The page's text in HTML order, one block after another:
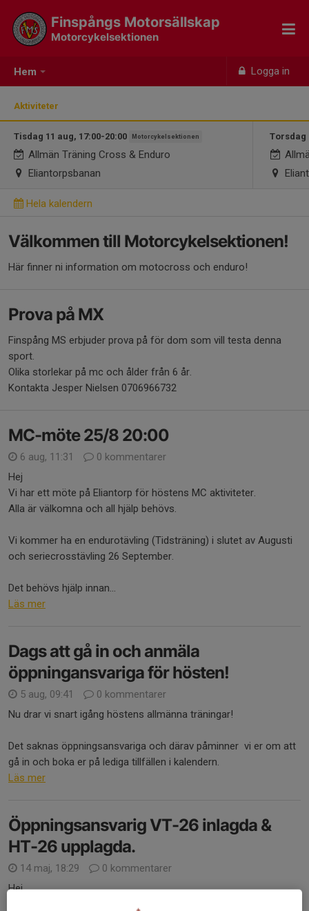
Hem Logga in
Finspångs Motorsällskap
Motorcykelsektionen
Aktiviteter
Tisdag 11 aug, 17:00-20:00 Motorcykelsektionen
Allmän Träning Cross & Enduro
Eliantorpsbanan
Torsdag
Hela kalendern
Välkommen till Motorcykelsektionen!
Här finner ni information om motocross och enduro!
Prova på MX
Finspång MS erbjuder prova på för dom som vill testa denna
sport.
Olika storlekar på mc och ålder från 6 år.
Kontakta Jesper Nielsen 0706966732
MC-möte 25/8 20:00
6 aug, 11:31
0 kommentarer
Hej
Vi har ett möte på Eliantorp för höstens MC aktiviteter.
Alla är välkomna och all hjälp behövs.
Vi kommer ha en endurotävling (Tidsträning) i slutet av Augusti
och seriecrosstävling 26 September.
Det behövs hjälp innan...
Läs mer
Dags att gå in och anmäla
öppningansvariga för hösten!
5 aug, 09:41
0 kommentarer
Nu drar vi snart igång höstens allmänna träningar!
Det saknas öppningsansvariga och därav påminner vi er om att
gå in och boka er på lediga tillfällen i kalendern.
Läs mer
Öppningsansvarig VT-26 inlagda &
HT-26 upplagda.
14 maj, 18:29
0 kommentarer
Hej,